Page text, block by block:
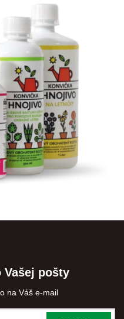
Vašej pošty
na Váš e-mail